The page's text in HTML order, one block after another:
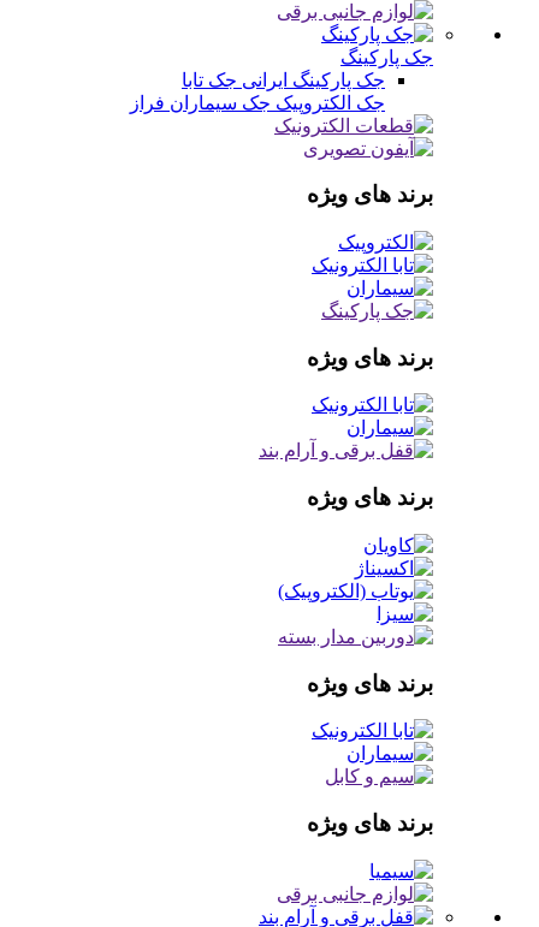
جک پارکینگ
جک پارکینگ ایرانی جک تابا
جک الکتروپیک جک سیماران فراز
برند های ویژه
برند های ویژه
برند های ویژه
برند های ویژه
برند های ویژه